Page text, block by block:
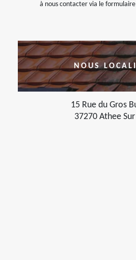
à nous contacter via le
NOUS
15 Rue du Gros
37270 Athee